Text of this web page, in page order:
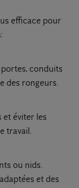
efficace pour
conduits
des rongeurs.
éviter les
travail.
ou nids.
et des